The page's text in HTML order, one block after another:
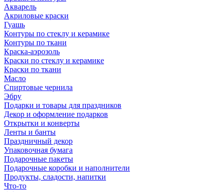
Акварель
Акриловые краски
Гуашь
Контуры по стеклу и керамике
Контуры по ткани
Краска-аэрозоль
Краски по стеклу и керамике
Краски по ткани
Масло
Спиртовые чернила
Эбру
Подарки и товары для праздников
Декор и оформление подарков
Открытки и конверты
Ленты и банты
Праздничный декор
Упаковочная бумага
Подарочные пакеты
Подарочные коробки и наполнители
Продукты, сладости, напитки
Что-то